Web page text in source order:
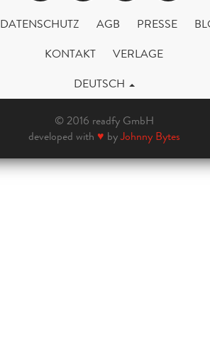
DATENSCHUTZ AGB PRESSE
KONTAKT
VERLAGE
DEUTSCH
© 2016 readfy GmbH
developed with ♥ byJohnny Bytes